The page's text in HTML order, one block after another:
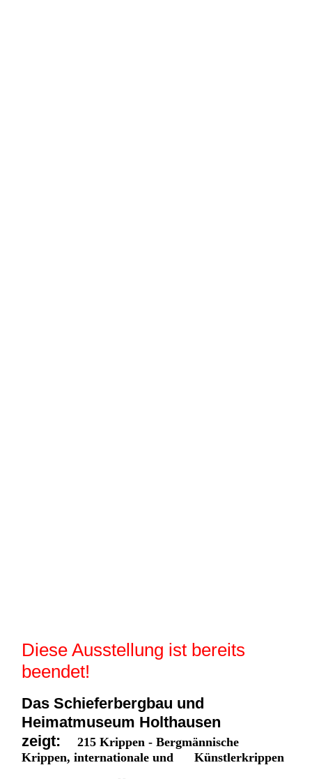
Diese Ausstellung ist bereits
beendet!
Das Schieferbergbau und
Heimatmuseum Holthausen
zeigt:
215 Krippen - Bergmännische
Krippen, internationale und Künstlerkrippen